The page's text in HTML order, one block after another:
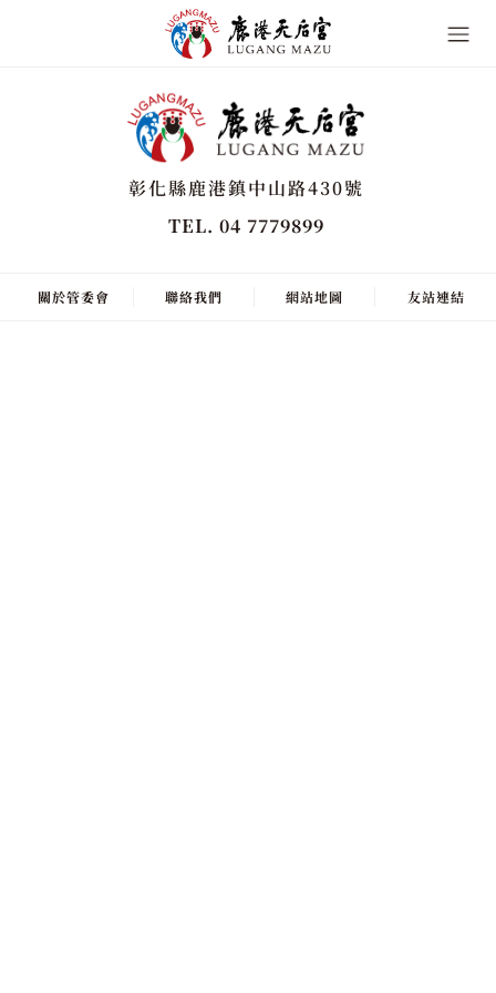
彰化縣鹿港鎮中山路430號
TEL. 04 7779899
關於管委會 聯絡我們 網站地圖 友站連結